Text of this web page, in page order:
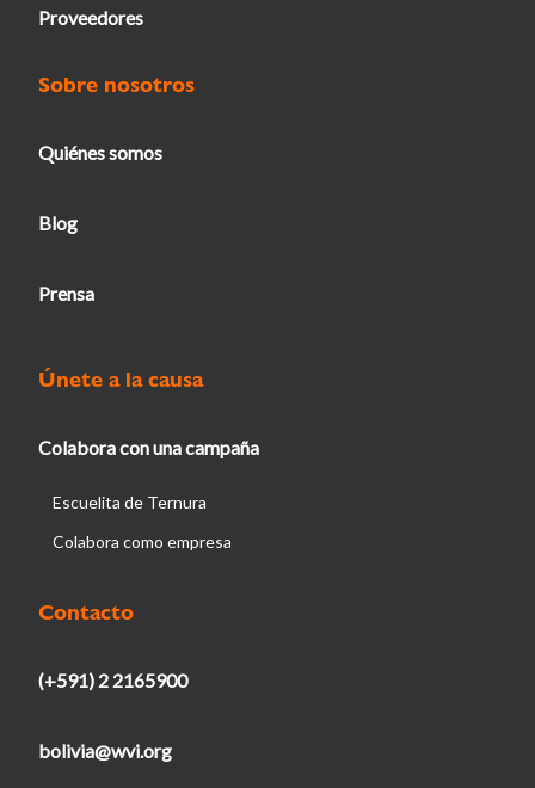
Proveedores
Sobre nosotros
Quiénes somos
Blog
Prensa
Únete a la causa
Colabora con una campaña
Escuelita de Ternura
Colabora como empresa
Contacto
(+591) 2 2165900
bolivia@wvi.org